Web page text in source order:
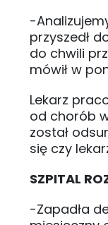
-
przyszedł
do chwili
mówił w
Lekarz
od chorób
został
się czy
SZPITAL
-Zapadła